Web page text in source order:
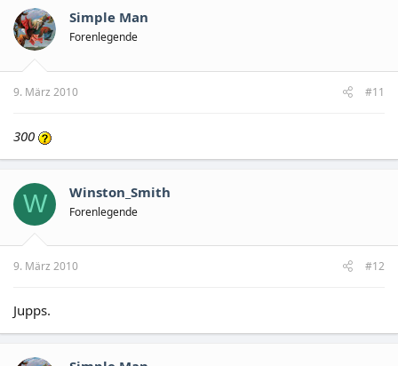
Simple Man
Forenlegende
9. März 2010 #11
300
W Winston_Smith
Forenlegende
9. März 2010 #12
Jupps.